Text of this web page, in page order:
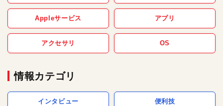
Appleサービス アプリ
アクセサリ OS
情報カテゴリ
インタビュー 便利技